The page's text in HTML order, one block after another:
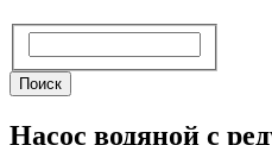
Поиск
Насос водяной с